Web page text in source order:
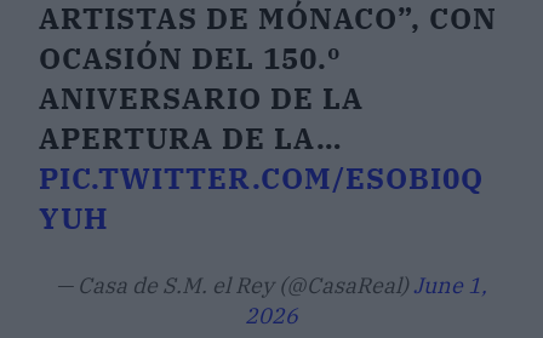
ARTISTAS DE MÓNACO”, CON
OCASIÓN DEL 150.º
ANIVERSARIO DE LA
APERTURA DE LA…
PIC.TWITTER.COM/ESOBI0Q
YUH
— Casa de S.M. el Rey (@CasaReal) June 1,
2026